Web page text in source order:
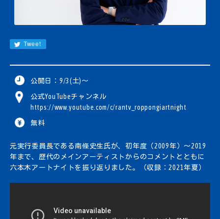
Tweet
公開日：9/3(土)〜
公式YouTubeチャンネル
https://www.youtube.com/c/rantv_roppongiartnight
無料
元実行委員長である南條史生氏が、初年度（2009年）〜2019
年まで、歴代のメインアーティストからのコメントとともに
六本木アートナイトを振り返りました。（収録：2021年夏）